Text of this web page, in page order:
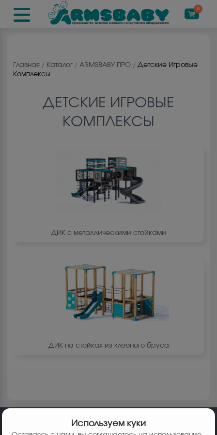
0
Главная / Каталог / ARMSBABY ПРО / Детские Игровые
Комплекcы
ДЕТСКИЕ ИГРОВЫЕ
КОМПЛЕКCЫ
ДИК c металлическими стойками
ДИК на cтойках из клееного бруcа
Используем куки